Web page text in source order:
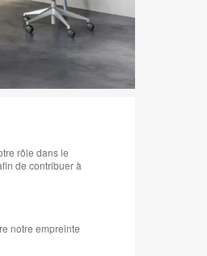
rôle dans le
de contribuer à
notre empreinte